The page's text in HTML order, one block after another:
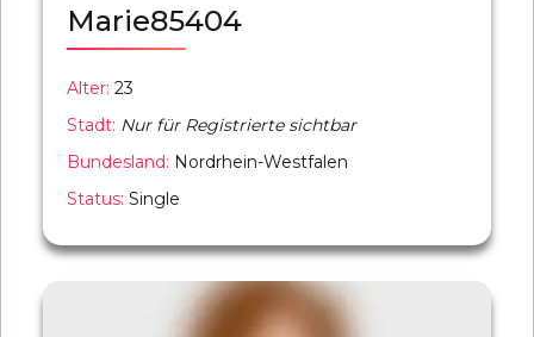
Marie85404
Alter: 23
Stadt: Nur für Registrierte sichtbar
Bundesland: Nordrhein-Westfalen
Status: Single